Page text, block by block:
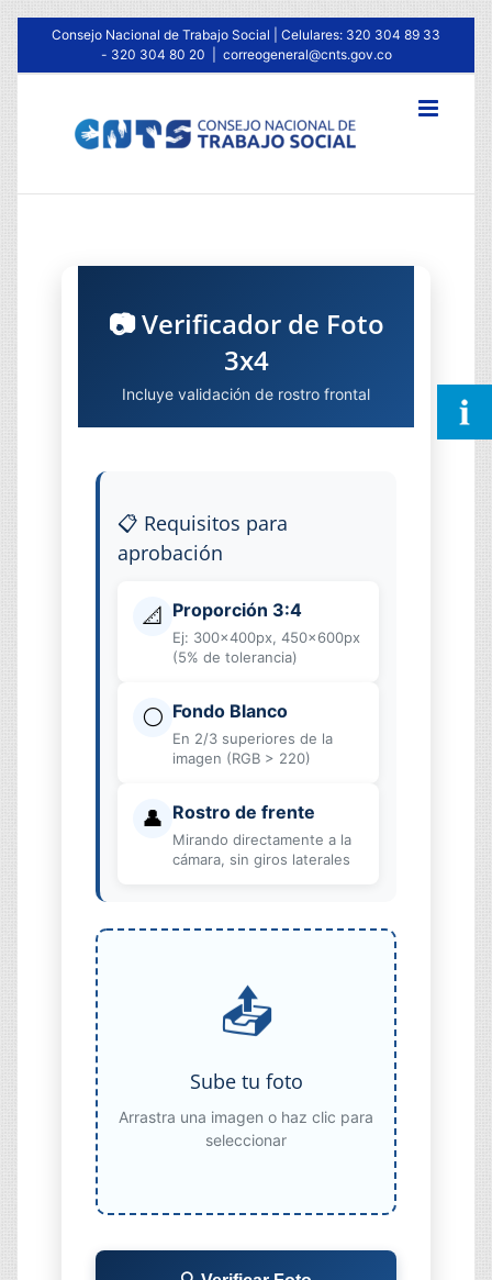
Consejo Nacional de Trabajo Social | Celulares: 320 304 89 33
- 320 304 80 20
correogeneral@cnts.gov.co
📷 Verificador de Foto
3x4
Incluye validación de rostro frontal
📋 Requisitos para
aprobación
📐 Proporción 3:4
Ej: 300×400px, 450×600px
(5% de tolerancia)
⚪ Fondo Blanco
En 2/3 superiores de la
imagen (RGB > 220)
👤 Rostro de frente
Mirando directamente a la
cámara, sin giros laterales
📤
Sube tu foto
Arrastra una imagen o haz clic para
seleccionar